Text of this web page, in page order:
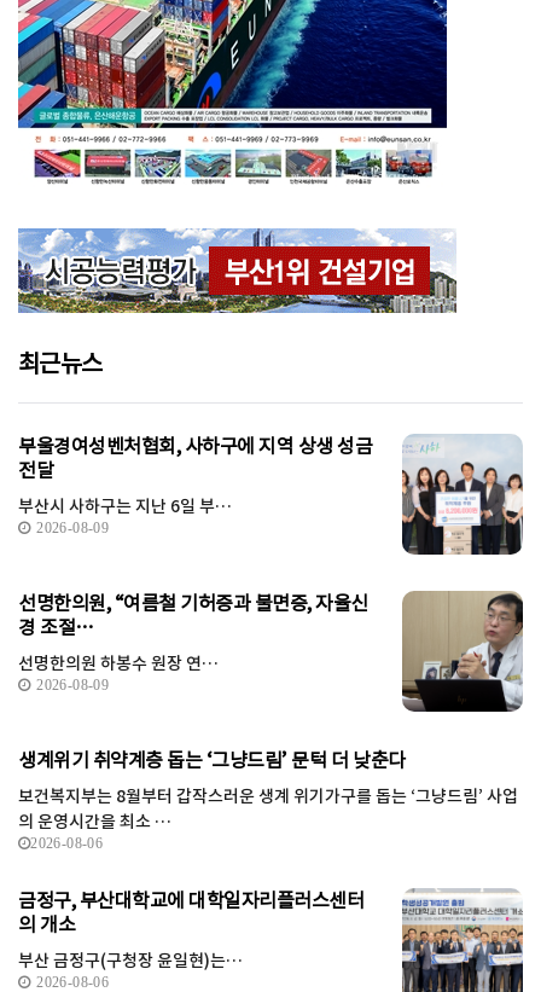
최근뉴스
부울경여성벤처협회, 사하구에 지역 상생 성금
전달
부산시 사하구는 지난 6일 부…
2026-08-09
선명한의원, “여름철 기허증과 불면증, 자율신
경 조절…
선명한의원 하봉수 원장 연…
2026-08-09
생계위기 취약계층 돕는 ‘그냥드림’ 문턱 더 낮춘다
보건복지부는 8월부터 갑작스러운 생계 위기가구를 돕는 ‘그냥드림’ 사업
의 운영시간을 최소 …
2026-08-06
금정구, 부산대학교에 대학일자리플러스센터
의 개소
부산 금정구(구청장 윤일현)는…
2026-08-06